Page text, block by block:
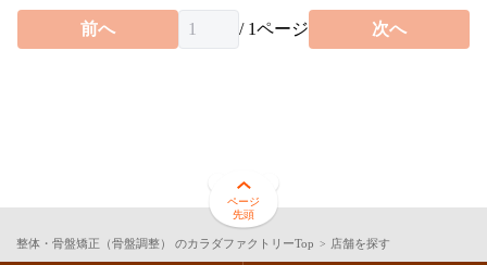
マイページ
前へ / 1ページ 次へ
ページ
先頭
整体・骨盤矯正（骨盤調整） のカラダファクトリーTop 店舗を探す